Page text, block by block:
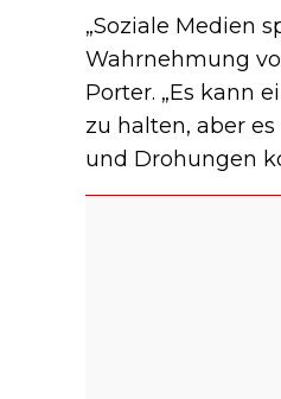
„Soziale Medien
Wahrnehmung
Porter. „Es kann
zu halten, aber
und Drohungen